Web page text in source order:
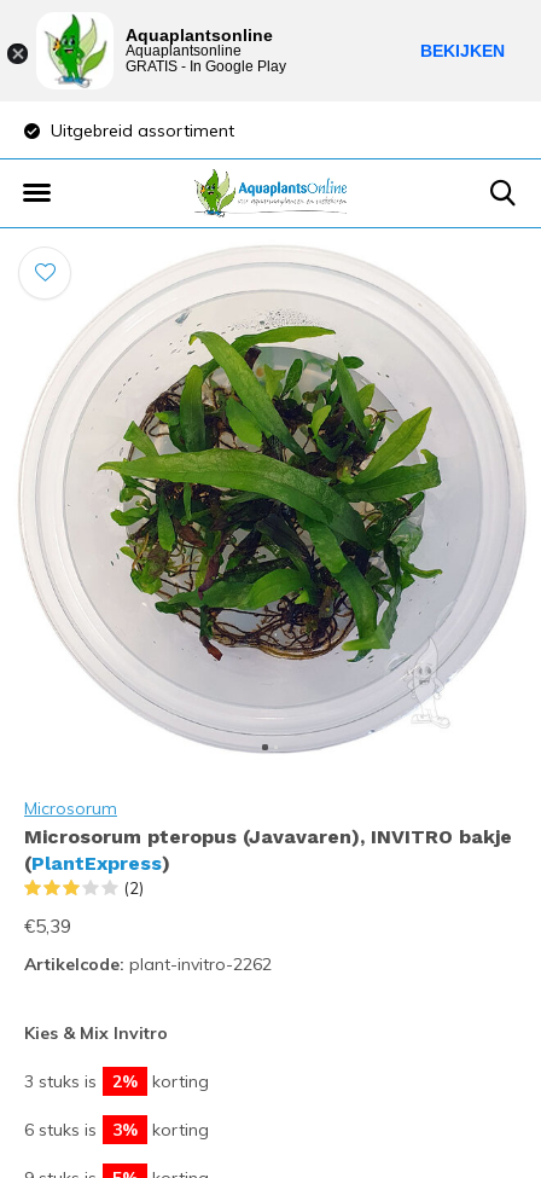
Uitgebreid assortiment
Microsorum
Microsorum pteropus (Javavaren), INVITRO bakje
(PlantExpress)
(2)
€5,39
Artikelcode: plant-invitro-2262
Kies & Mix Invitro
3 stuks is 2% korting
6 stuks is 3% korting
Aquaplantsonline
Aquaplantsonline
GRATIS - In Google Play
BEKIJKEN